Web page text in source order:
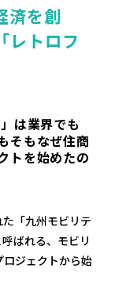
済を創
レトロフ
は業界でも
そもなぜ住商
トを始めたの
「九州モビリテ
ばれる、モビリ
ジェクトから始